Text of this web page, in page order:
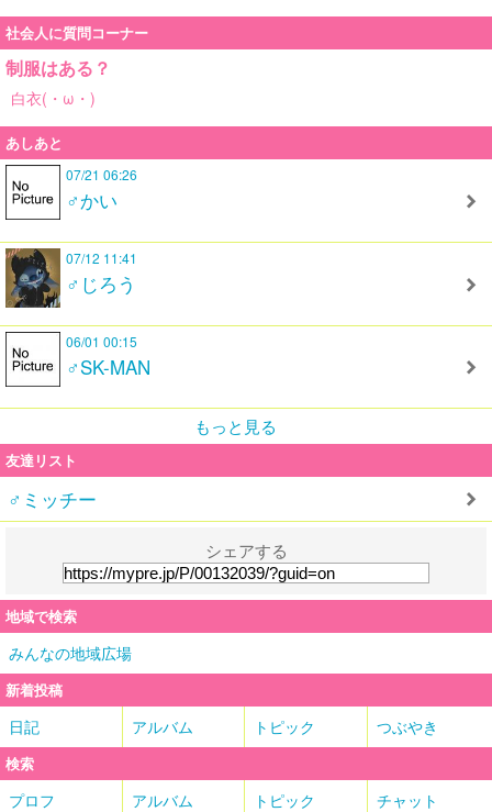
社会人に質問コーナー
制服はある？
白衣(・ω・)
あしあと
07/21 06:26
♂かい
07/12 11:41
♂じろう
06/01 00:15
♂SK-MAN
もっと見る
友達リスト
♂ミッチー
シェアする
地域で検索
みんなの地域広場
新着投稿
日記 アルバム トピック つぶやき
検索
プロフ アルバム トピック チャット